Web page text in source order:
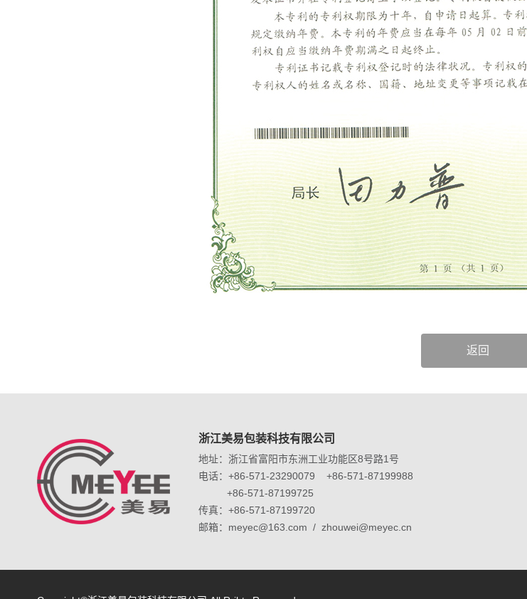
返回
浙江美易包装科技有限公司
地址：浙江省富阳市东洲工业功能区8号路1号
电话：+86-571-23290079 +86-571-87199988
+86-571-87199725
传真：+86-571-87199720
邮箱：meyec@163.com / zhouwei@meyec.cn